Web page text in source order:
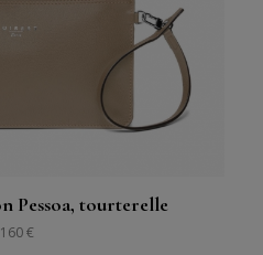
Pessoa, tourterelle
160 €